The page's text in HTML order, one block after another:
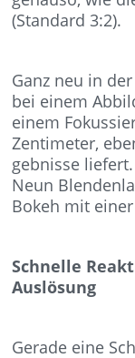
(Standard 3:2).
Ganz neu in
bei einem
einem
Zentimeter,
gebnisse liefert.
Neun
Bokeh mit
Schnelle
Auslösung
Gerade eine